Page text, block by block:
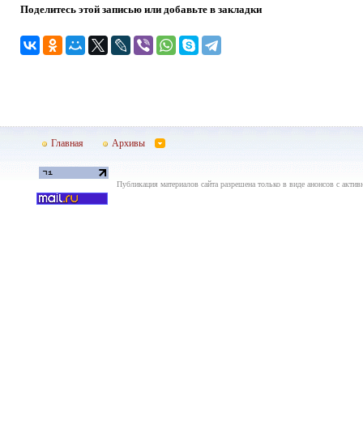
Поделитесь этой записью или добавьте в закладки
Главная Архивы
Публикация материалов сайта разрешена только в виде анонсов с